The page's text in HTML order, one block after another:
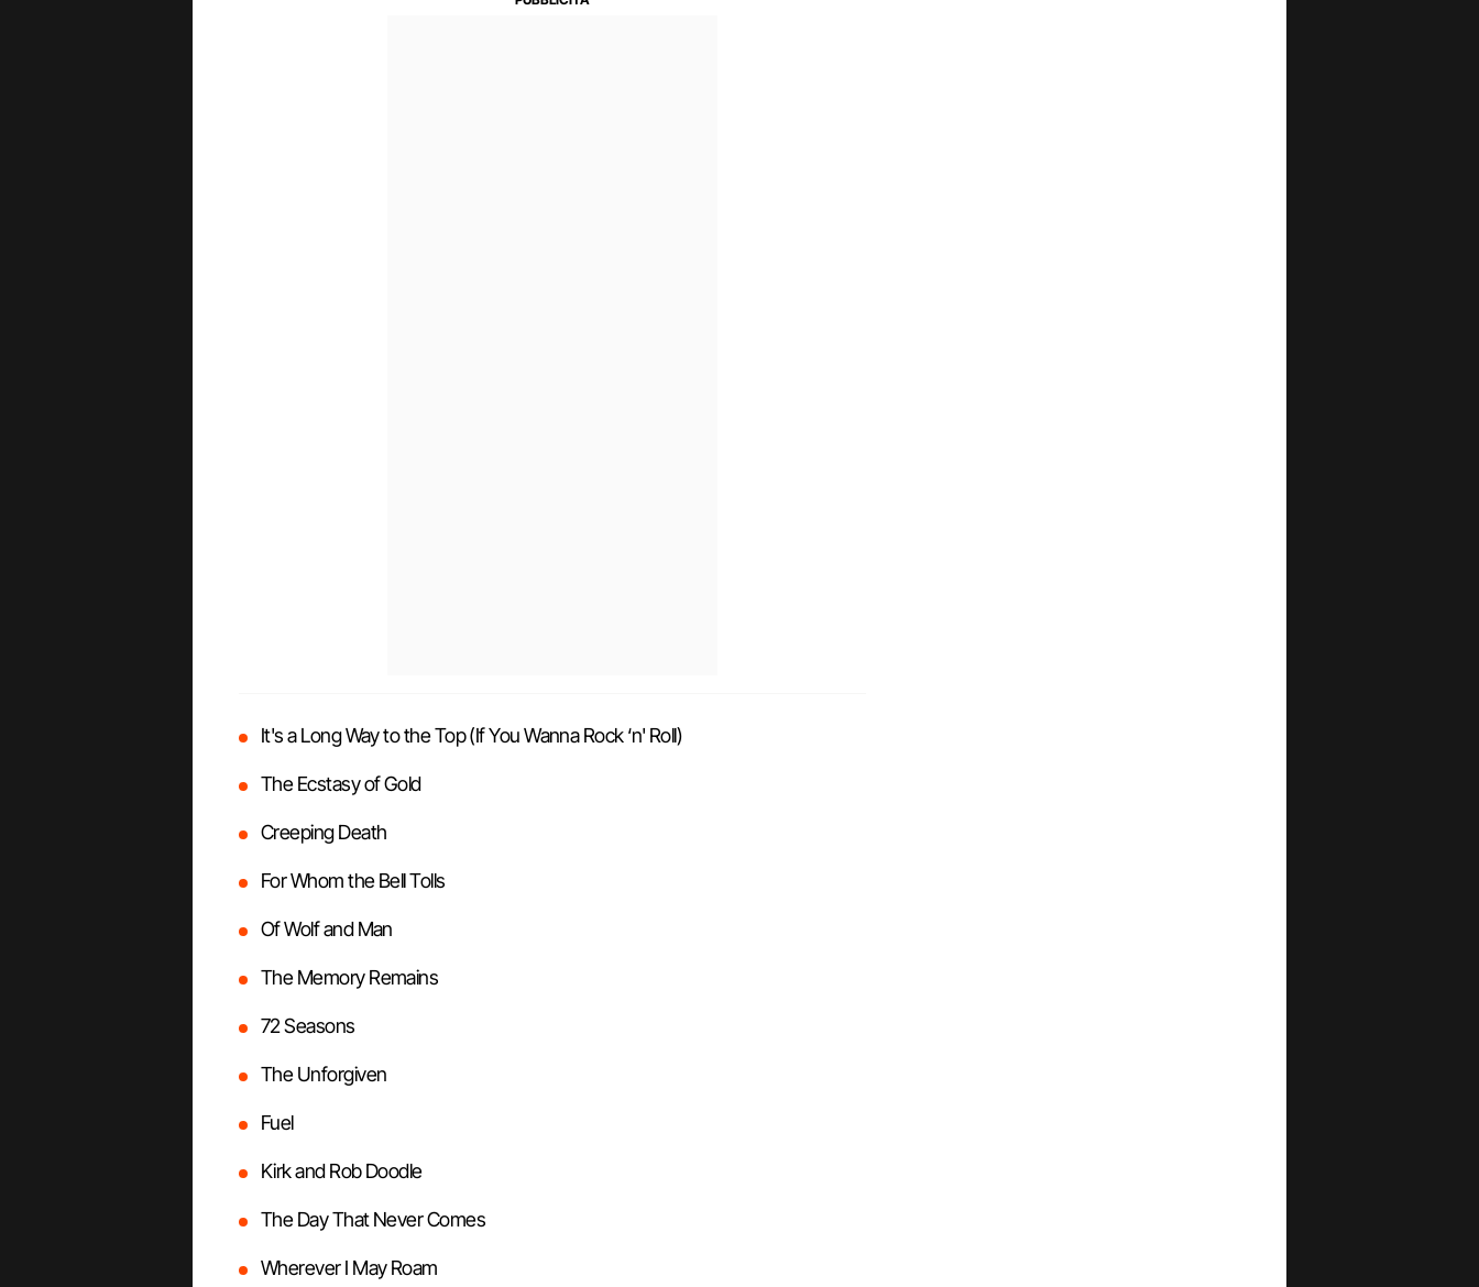
It's a Long Way to the Top (If You Wanna Rock ‘n' Roll)
The Ecstasy of Gold
Creeping Death
For Whom the Bell Tolls
Of Wolf and Man
The Memory Remains
72 Seasons
The Unforgiven
Fuel
Kirk and Rob Doodle
The Day That Never Comes
Wherever I May Roam